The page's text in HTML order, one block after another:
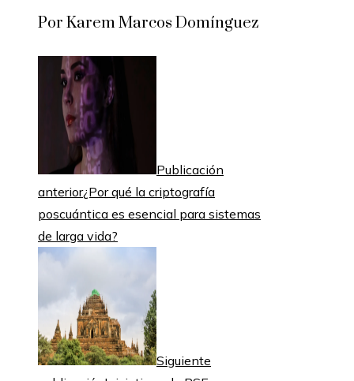
Por Karem Marcos Domínguez
Publicación
anterior¿Por qué la criptografía
poscuántica es esencial para sistemas
de larga vida?
Siguiente